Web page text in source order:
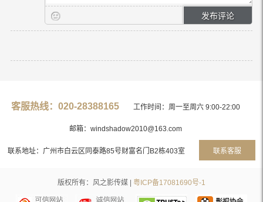
客服热线：020-28388165 工作时间：周一至周六 9:00-22:00
邮箱：windshadow2010@163.com
联系地址：广州市白云区同泰路85号财富名门B2栋403室 联系客服
版权所有：风之影传媒 | 粤ICP备17081690号-1